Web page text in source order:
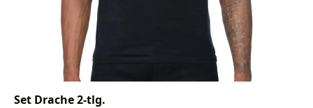
Set Drache 2-tlg.